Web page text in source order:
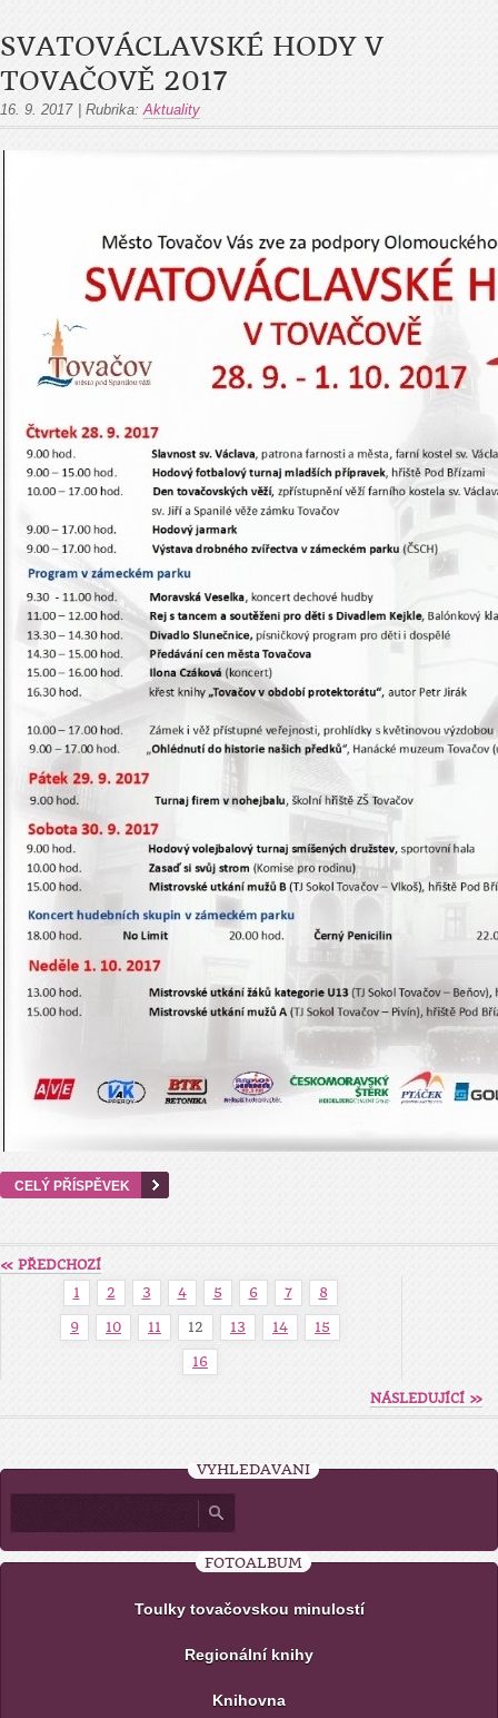
SVATOVÁCLAVSKÉ HODY V
TOVAČOVĚ 2017
16. 9. 2017 Rubrika: Aktuality
CELÝ PŘÍSPĚVEK
« PŘEDCHOZÍ
1
2 3 4 5 6 7 8
9 10 11 12 13 14 15
16
NÁSLEDUJÍCÍ »
VYHLEDÁVÁNÍ
FOTOALBUM
Toulky tovačovskou minulostí
Regionální knihy
Knihovna